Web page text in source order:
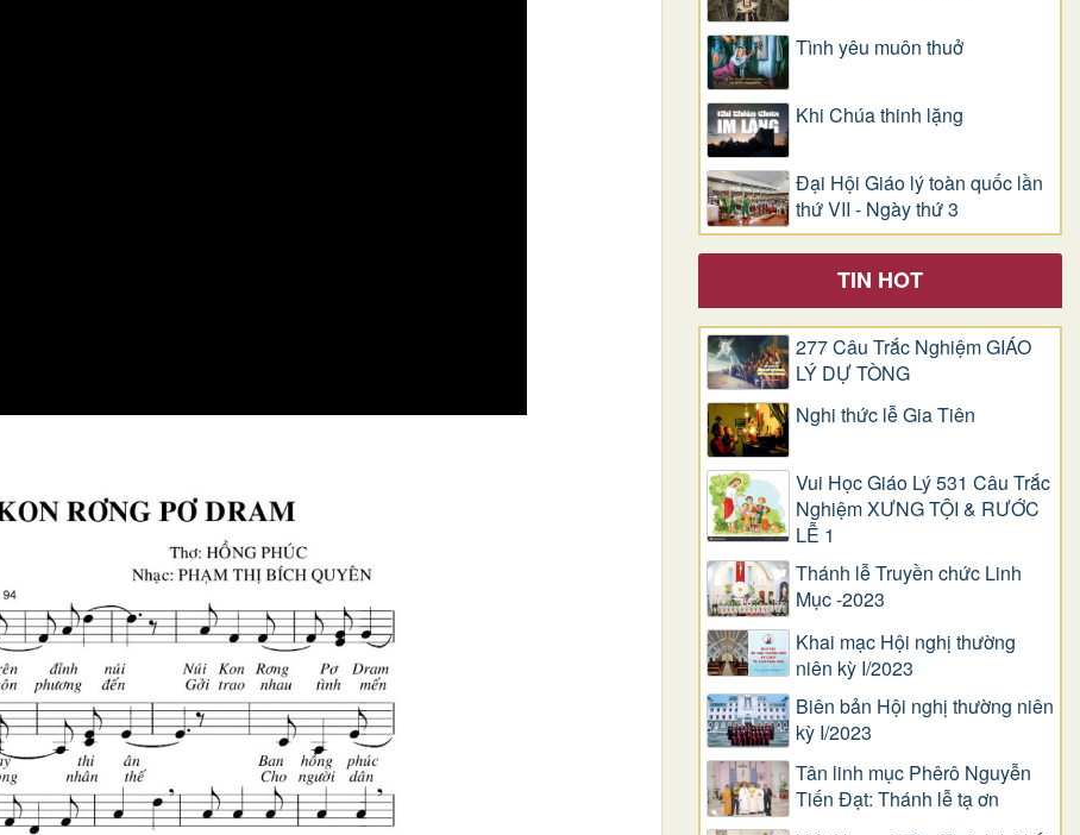
Tình yêu muôn thuở
Khi Chúa thinh lặng
Đại Hội Giáo lý toàn quốc lần
thứ VII - Ngày thứ 3
TIN HOT
277 Câu Trắc Nghiệm GIÁO
LÝ DỰ TÒNG
Nghi thức lễ Gia Tiên
Vui Học Giáo Lý 531 Câu Trắc
Nghiệm XƯNG TỘI & RƯỚC
LỄ 1
Thánh lễ Truyền chức Linh
Mục -2023
Khai mạc Hội nghị thường
niên kỳ I/2023
Biên bản Hội nghị thường niên
kỳ I/2023
Tân linh mục Phêrô Nguyễn
Tiến Đạt: Thánh lễ tạ ơn